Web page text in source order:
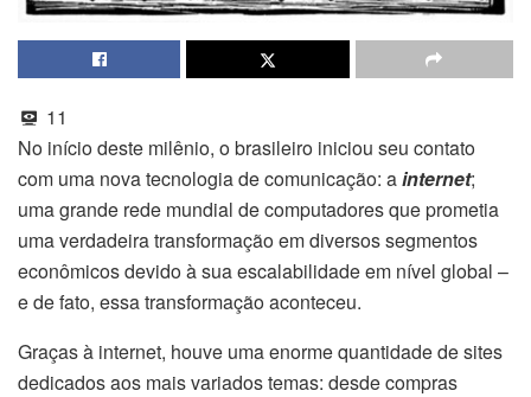
11
No início deste milênio, o brasileiro iniciou seu contato
com uma nova tecnologia de comunicação: ainternet;
uma grande rede mundial de computadores que prometia
uma verdadeira transformação em diversos segmentos
econômicos devido à sua escalabilidade em nível global –
e de fato, essa transformação aconteceu.
Graças à internet, houve uma enorme quantidade de sites
dedicados aos mais variados temas: desde compras